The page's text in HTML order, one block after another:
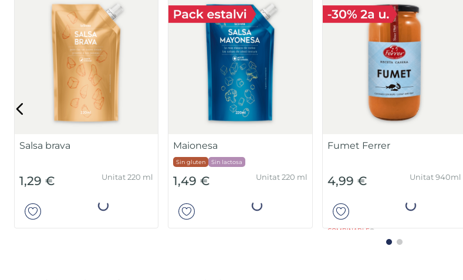
Salsa brava
1,29 € Unitat 220 ml
Maionesa
Sin gluten Sin lactosa
1,49 € Unitat 220 ml
Fumet Ferrer
4,99 € Unitat 940ml